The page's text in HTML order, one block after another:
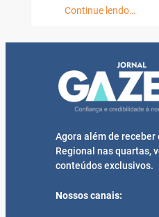
Continue lendo…
Agora além de receber
Regional nas quartas,
conteúdos exclusivos.
Nossos canais: